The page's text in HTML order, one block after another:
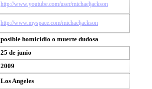
http://www.youtube.com/user/michaeljackson
http://www.myspace.com/michaeljackson
posible homicidio o muerte dudosa
25 de junio
2009
Los Angeles